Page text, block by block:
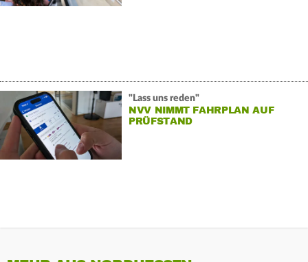
"Lass uns reden"
NVV NIMMT FAHRPLAN AUF
PRÜFSTAND